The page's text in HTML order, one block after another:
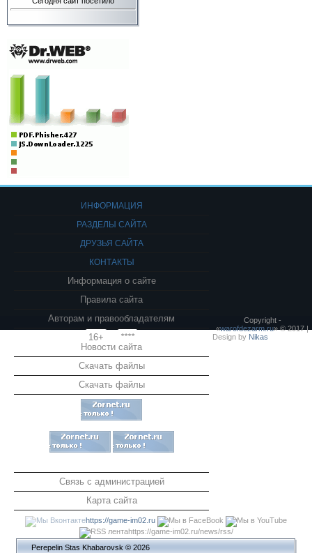
ИНФОРМАЦИЯ
РАЗДЕЛЫ САЙТА
ДРУЗЬЯ САЙТА
КОНТАКТЫ
Информация о сайте
Правила сайта
Авторам и правообладателям
16+
****
Новости сайта
Скачать файлы
Скачать файлы
Связь с администрацией
Карта сайта
Copyright -
«warofdezarm.ru» © 2017 |
Design by Nikas
https://game-im02.ru
https://game-im02.ru/news/rss/
Perepelin Stas Khabarovsk © 2026